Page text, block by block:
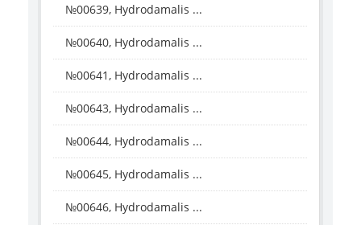
№00639, Hydrodamalis ...
№00640, Hydrodamalis ...
№00641, Hydrodamalis ...
№00643, Hydrodamalis ...
№00644, Hydrodamalis ...
№00645, Hydrodamalis ...
№00646, Hydrodamalis ...